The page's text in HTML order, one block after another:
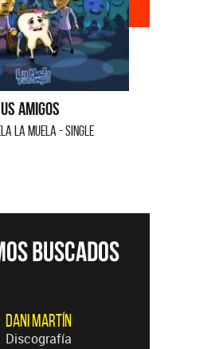
Amigos
LA MUELA - SINGLE
Dani Martín
Discografía